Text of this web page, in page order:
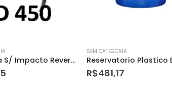
Reservatorio Plastico Bakof 1000l C/ Tampa
SEM CATEGORIA
R$71,50